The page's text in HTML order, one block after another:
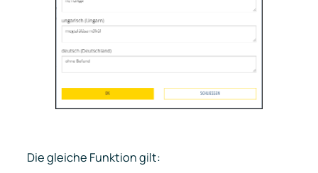
Die gleiche Funktion gilt: